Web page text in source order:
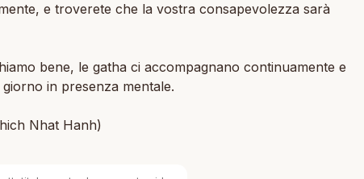
e troverete che la vostra consapevolezza sarà
bene, le gatha ci accompagnano continuamente e
in presenza mentale.
Nhat Hanh)